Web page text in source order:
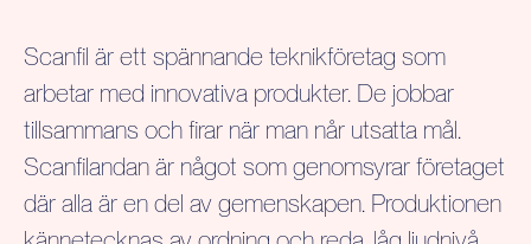
Scanfil är ett spännande teknikföretag som
arbetar med innovativa produkter. De jobbar
tillsammans och firar när man når utsatta mål.
Scanfilandan är något som genomsyrar företaget
där alla är en del av gemenskapen. Produktionen